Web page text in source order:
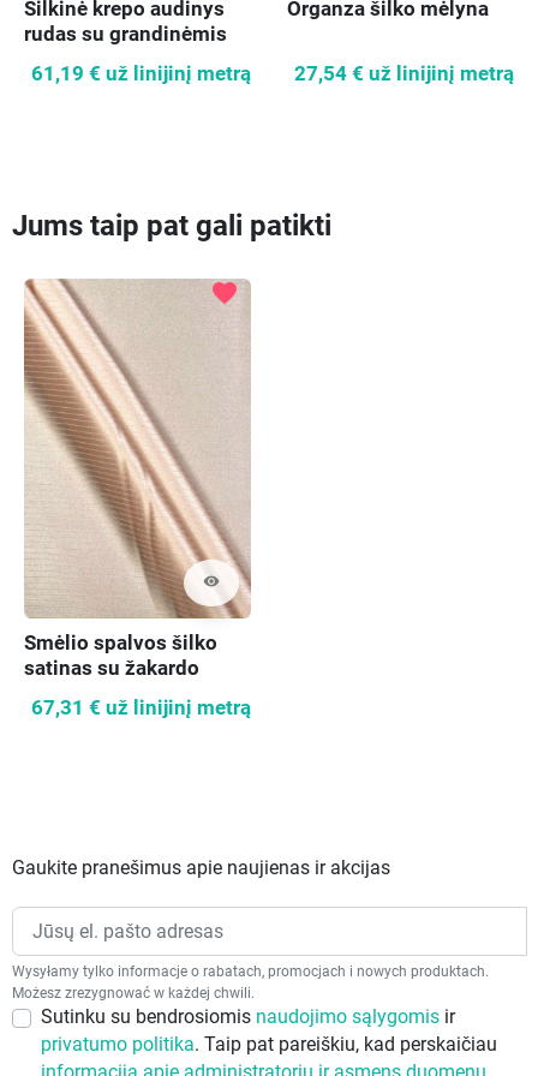
Šilkinė krepo audinys
rudas su grandinėmis
61,19 € už linijinį metrą
Organza šilko mėlyna
27,54 € už linijinį metrą
Jums taip pat gali patikti
visibility
favorite
Smėlio spalvos šilko
satinas su žakardo
67,31 € už linijinį metrą
Gaukite pranešimus apie naujienas ir akcijas
Wysyłamy tylko informacje o rabatach, promocjach i nowych produktach.
Możesz zrezygnować w każdej chwili.
Sutinku su bendrosiomis naudojimo sąlygomis ir
privatumo politika. Taip pat pareiškiu, kad perskaičiau